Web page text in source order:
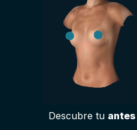
Página de inicio
Plataforma 3D de negocio
Planes y Precios
Descubre tu antes